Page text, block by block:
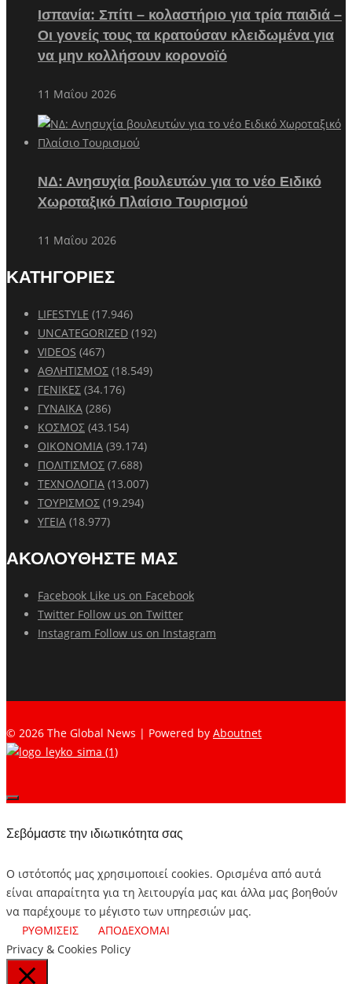
Ισπανία: Σπίτι – κολαστήριο για τρία παιδιά –
Οι γονείς τους τα κρατούσαν κλειδωμένα για
να μην κολλήσουν κορονοϊό
11 Μαΐου 2026
ΝΔ: Ανησυχία βουλευτών για το νέο Ειδικό
Χωροταξικό Πλαίσιο Τουρισμού
11 Μαΐου 2026
ΚΑΤΗΓΟΡΙΕΣ
LIFESTYLE (17.946)
UNCATEGORIZED (192)
VIDEOS (467)
ΑΘΛΗΤΙΣΜΟΣ (18.549)
ΓΕΝΙΚΕΣ (34.176)
ΓΥΝΑΙΚΑ (286)
ΚΟΣΜΟΣ (43.154)
ΟΙΚΟΝΟΜΙΑ (39.174)
ΠΟΛΙΤΙΣΜΟΣ (7.688)
ΤΕΧΝΟΛΟΓΙΑ (13.007)
ΤΟΥΡΙΣΜΟΣ (19.294)
ΥΓΕΙΑ (18.977)
ΑΚΟΛΟΥΘΗΣΤΕ ΜΑΣ
Facebook Like us on Facebook
Twitter Follow us on Twitter
Instagram Follow us on Instagram
© 2026 The Global News | Powered by Aboutnet
Σεβόμαστε την ιδιωτικότητα σας
Ο ιστότοπός μας χρησιμοποιεί cookies. Ορισμένα από αυτά
είναι απαραίτητα για τη λειτουργία μας και άλλα μας βοηθούν
να παρέχουμε το μέγιστο των υπηρεσιών μας.
ΡΥΘΜΙΣΕΙΣ
ΑΠΟΔΕΧΟΜΑΙ
Privacy & Cookies Policy